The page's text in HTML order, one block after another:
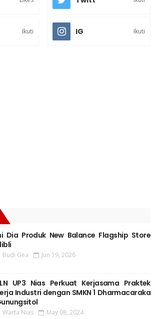
Ikuti IG Ikuti
Dia Produk New Balance Flagship Store
Budi Gea Jun 19, 2026
UP3 Nias Perkuat Kerjasama Praktek
Industri dengan SMKN 1 Dharmacaraka
Warta Nias May 08, 2024